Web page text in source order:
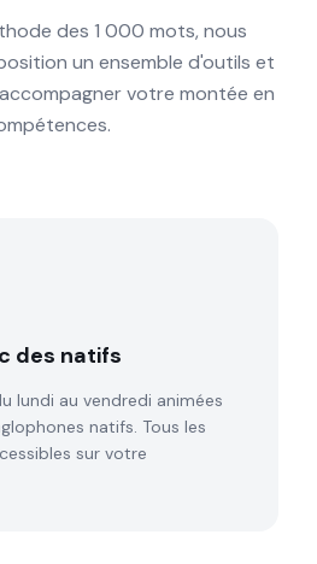
des 1 000 mots, nous
un ensemble d'outils et
votre montée en
des natifs
lundi au vendredi animées
natifs. Tous les
sur votre